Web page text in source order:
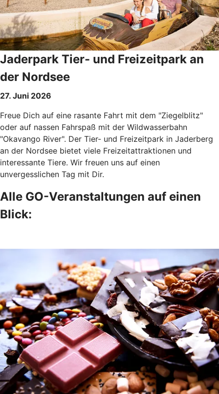
Jaderpark Tier- und Freizeitpark an
der Nordsee
27. Juni 2026
Freue Dich auf eine rasante Fahrt mit dem "Ziegelblitz"
oder auf nassen Fahrspaß mit der Wildwasserbahn
"Okavango River". Der Tier- und Freizeitpark in Jaderberg
an der Nordsee bietet viele Freizeitattraktionen und
interessante Tiere. Wir freuen uns auf einen
unvergesslichen Tag mit Dir.
Alle GO-Veranstaltungen auf einen
Blick: